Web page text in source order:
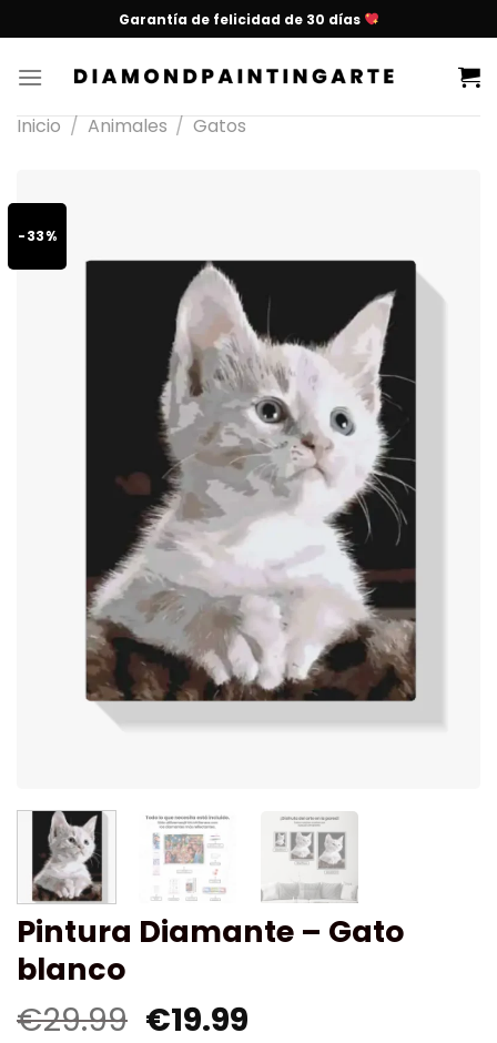
Garantía de felicidad de 30 días
Inicio / Animales / Gatos
-33%
Pintura Diamante – Gato
blanco
€29.99 €19.99